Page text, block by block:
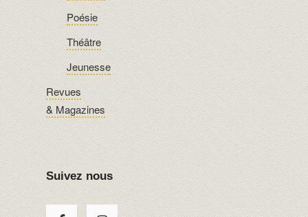
Poésie
Théâtre
Jeunesse
Revues
& Magazines
Suivez nous